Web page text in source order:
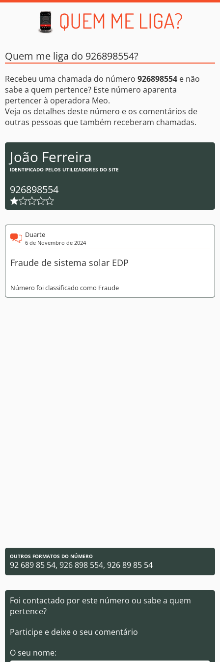
Quem me liga do 926898554?
Recebeu uma chamada do número 926898554 e não
sabe a quem pertence? Este número aparenta
pertencer à operadora Meo.
Veja os detalhes deste número e os comentários de
outras pessoas que também receberam chamadas.
João Ferreira
IDENTIFICADO PELOS UTILIZADORES DO SITE
926898554
Duarte
6 de Novembro de 2024
Fraude de sistema solar EDP
Número foi classificado como Fraude
OUTROS FORMATOS DO NÚMERO
92 689 85 54, 926 898 554, 926 89 85 54
Foi contactado por este número ou sabe a quem
pertence?
Participe e deixe o seu comentário
O seu nome: